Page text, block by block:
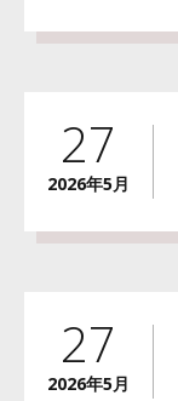
27
2026年5月
27
2026年5月